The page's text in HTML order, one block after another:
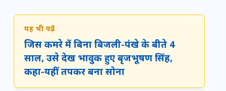
यह भी पढ़ें
जिस कमरे में बिना बिजली-पंखे के बीते 4
साल, उसे देख भावुक हुए बृजभूषण सिंह,
कहा-यहीं तपकर बना सोना